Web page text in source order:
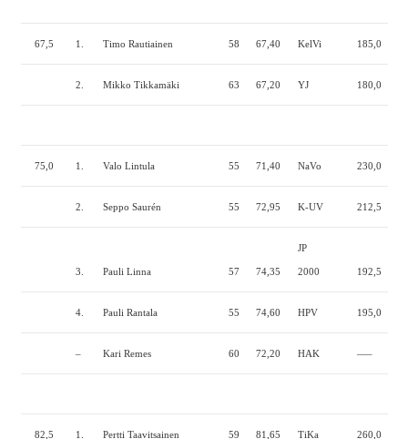
67,5 1. Timo Rautiainen 58 67,40 KelVi 185,0
2. Mikko Tikkamäki 63 67,20 YJ 180,0
75,0 1. Valo Lintula 55 71,40 NaVo 230,0
2. Seppo Saurén 55 72,95 K-UV 212,5
3. Pauli Linna 57 74,35
JP
2000 192,5
4. Pauli Rantala 55 74,60 HPV 195,0
– Kari Remes 60 72,20 HAK —–
82,5 1. Pertti Taavitsainen 59 81,65 TiKa 260,0